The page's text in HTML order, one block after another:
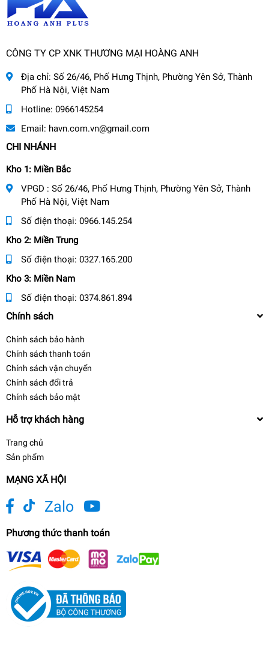
CÔNG TY CP XNK THƯƠNG MẠI HOÀNG ANH
Địa chỉ: Số 26/46, Phố Hưng Thịnh, Phường Yên Sở, Thành
Phố Hà Nội, Việt Nam
Hotline: 0966145254
Email: havn.com.vn@gmail.com
CHI NHÁNH
Kho 1: Miền Bắc
VPGD : Số 26/46, Phố Hưng Thịnh, Phường Yên Sở, Thành
Phố Hà Nội, Việt Nam
Số điện thoại: 0966.145.254
Kho 2: Miền Trung
Số điện thoại: 0327.165.200
Kho 3: Miền Nam
Số điện thoại: 0374.861.894
Chính sách
Chính sách bảo hành
Chính sách thanh toán
Chính sách vận chuyển
Chính sách đổi trả
Chính sách bảo mật
Hỗ trợ khách hàng
Trang chủ
Sản phẩm
MẠNG XÃ HỘI
Zalo
Phương thức thanh toán